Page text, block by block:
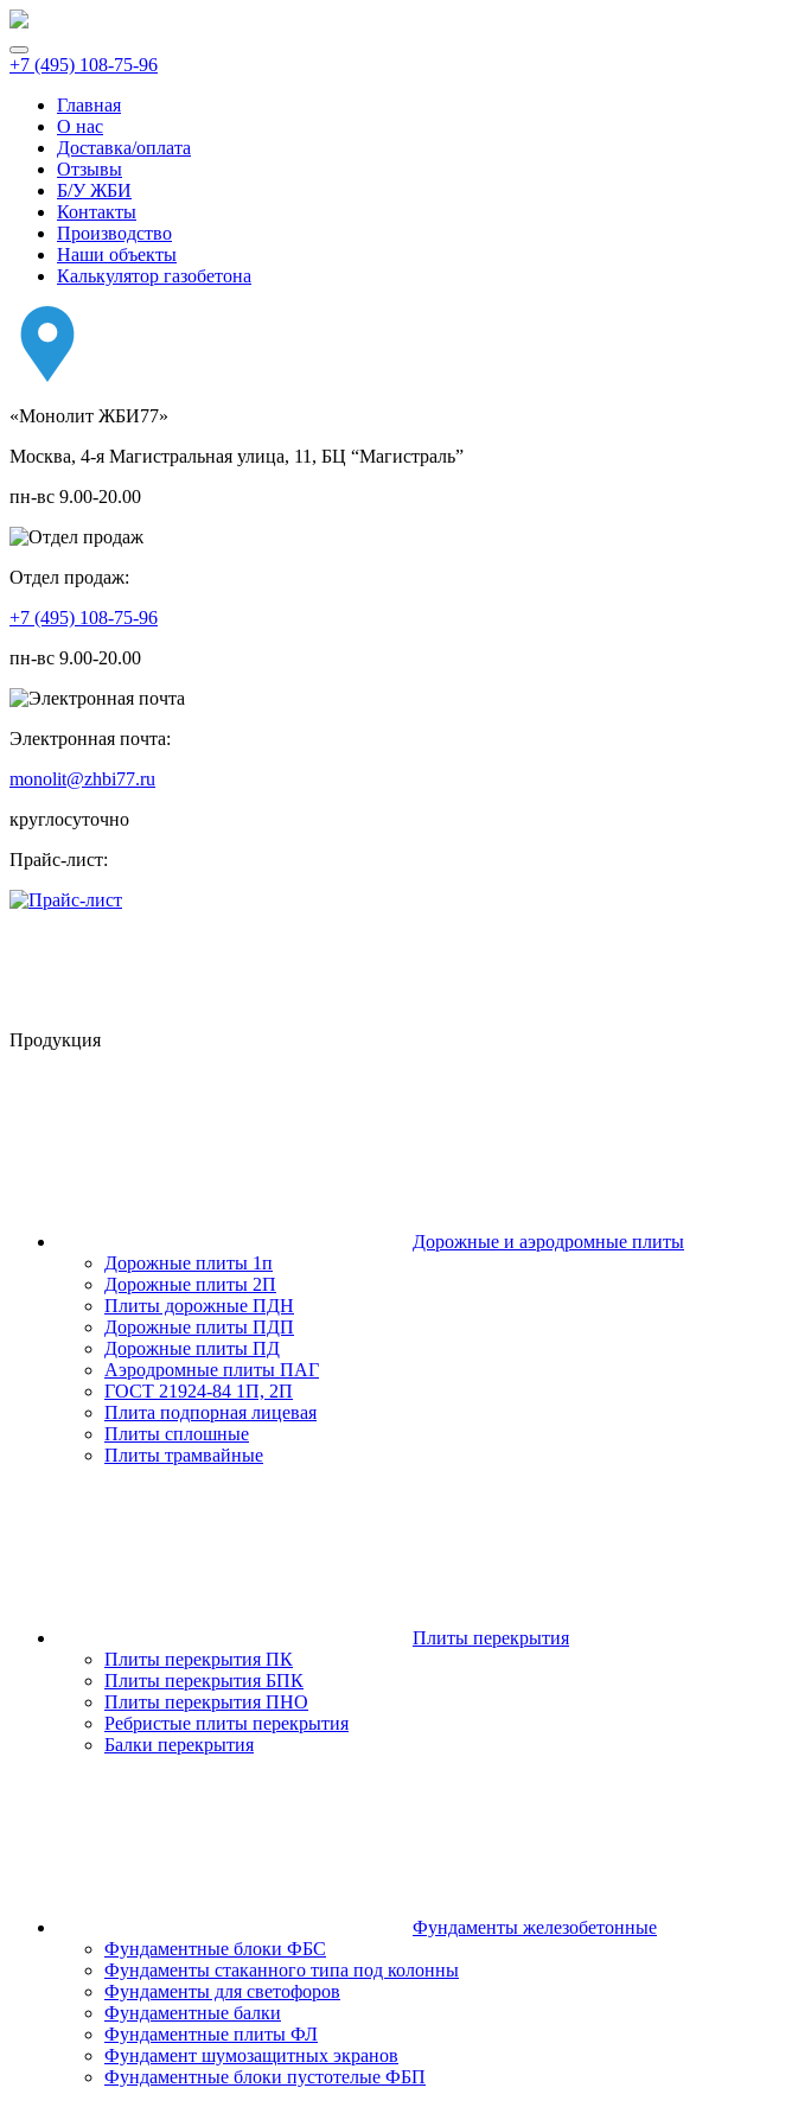
+7 (495) 108-75-96
Главная
О нас
Доставка/оплата
Отзывы
Б/У ЖБИ
Контакты
Производство
Наши объекты
Калькулятор газобетона
«Монолит ЖБИ77»
Москва, 4-я Магистральная улица, 11, ​БЦ “Магистраль”
пн-вс 9.00-20.00
Отдел продаж:
+7 (495) 108-75-96
пн-вс 9.00-20.00
Электронная почта:
monolit@zhbi77.ru
круглосуточно
Прайс-лист:
Продукция
Дорожные и аэродромные плиты
Дорожные плиты 1п
Дорожные плиты 2П
Плиты дорожные ПДН
Дорожные плиты ПДП
Дорожные плиты ПД
Аэродромные плиты ПАГ
ГОСТ 21924-84 1П, 2П
Плита подпорная лицевая
Плиты сплошные
Плиты трамвайные
Плиты перекрытия
Плиты перекрытия ПК
Плиты перекрытия БПК
Плиты перекрытия ПНО
Ребристые плиты перекрытия
Балки перекрытия
Фундаменты железобетонные
Фундаментные блоки ФБС
Фундаменты стаканного типа под колонны
Фундаменты для светофоров
Фундаментные балки
Фундаментные плиты ФЛ
Фундамент шумозащитных экранов
Фундаментные блоки пустотелые ФБП